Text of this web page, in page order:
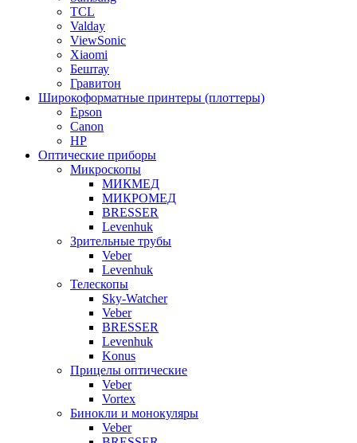
TCL
Valday
ViewSonic
Xiaomi
Бештау
Гравитон
Широкоформатные принтеры (плоттеры)
Epson
Canon
HP
Оптические приборы
Микроскопы
МИКМЕД
МИКРОМЕД
BRESSER
Levenhuk
Зрительные трубы
Veber
Levenhuk
Телескопы
Sky-Watcher
Veber
BRESSER
Levenhuk
Konus
Прицелы оптические
Veber
Vortex
Бинокли и монокуляры
Veber